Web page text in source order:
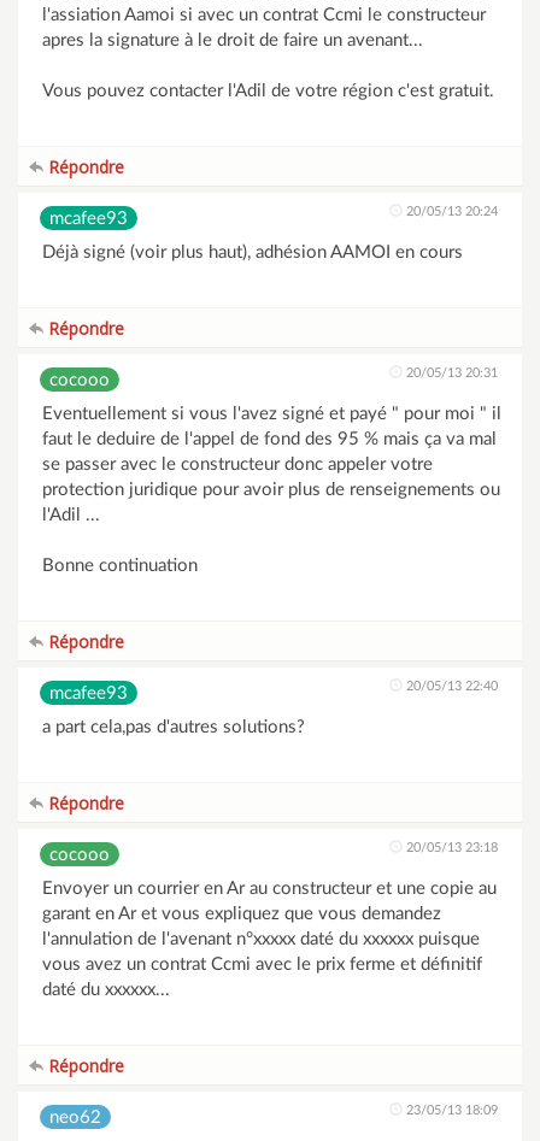
l'assiation Aamoi si avec un contrat Ccmi le constructeur
apres la signature à le droit de faire un avenant...
Vous pouvez contacter l'Adil de votre région c'est gratuit.
Répondre
mcafee93 20/05/13 20:24
Déjà signé (voir plus haut), adhésion AAMOI en cours
Répondre
cocooo 20/05/13 20:31
Eventuellement si vous l'avez signé et payé " pour moi " il
faut le deduire de l'appel de fond des 95 % mais ça va mal
se passer avec le constructeur donc appeler votre
protection juridique pour avoir plus de renseignements ou
l'Adil ...
Bonne continuation
Répondre
mcafee93 20/05/13 22:40
a part cela,pas d'autres solutions?
Répondre
cocooo 20/05/13 23:18
Envoyer un courrier en Ar au constructeur et une copie au
garant en Ar et vous expliquez que vous demandez
l'annulation de l'avenant n°xxxxx daté du xxxxxx puisque
vous avez un contrat Ccmi avec le prix ferme et définitif
daté du xxxxxx...
Répondre
neo62 23/05/13 18:09